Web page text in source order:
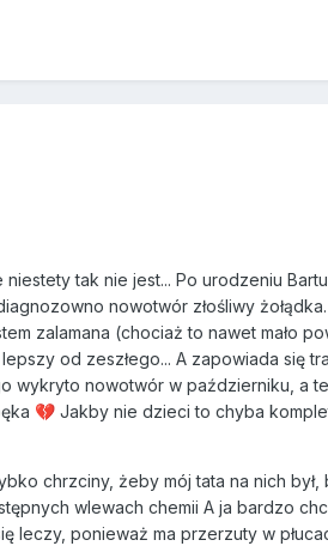
tak nie jest... Po urodzeniu
nowotwór złośliwy
zalamana (chociaż to nawet mało
od zeszłego... A zapowiada się
wykryto nowotwór w październiku, a
💔 Jakby nie dzieci to chyba
chrzciny, żeby mój tata na nich był,
wlewach chemii A ja bardzo
leczy, ponieważ ma przerzuty w